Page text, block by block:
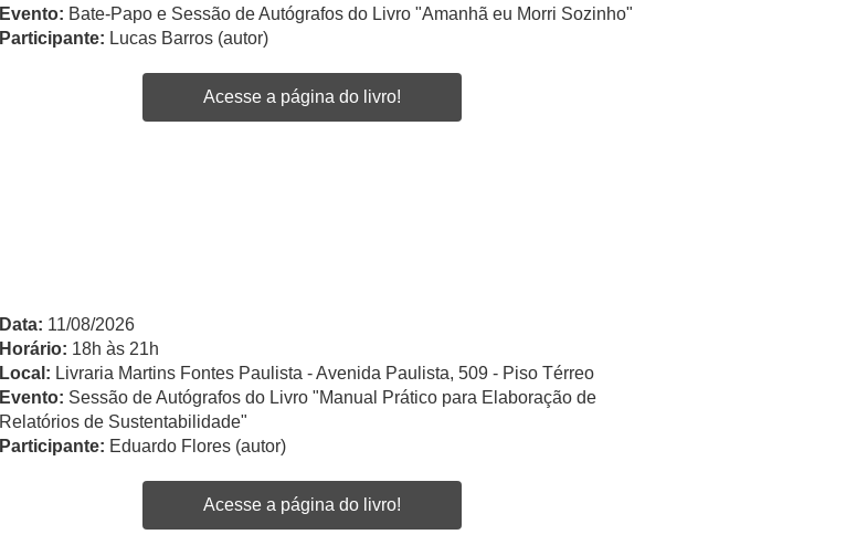
Evento: Bate-Papo e Sessão de Autógrafos do Livro "Amanhã eu Morri Sozinho"
Participante: Lucas Barros (autor)
Acesse a página do livro!
Data: 11/08/2026
Horário: 18h às 21h
Local: Livraria Martins Fontes Paulista - Avenida Paulista, 509 - Piso Térreo
Evento: Sessão de Autógrafos do Livro "Manual Prático para Elaboração de
Relatórios de Sustentabilidade"
Participante: Eduardo Flores (autor)
Acesse a página do livro!